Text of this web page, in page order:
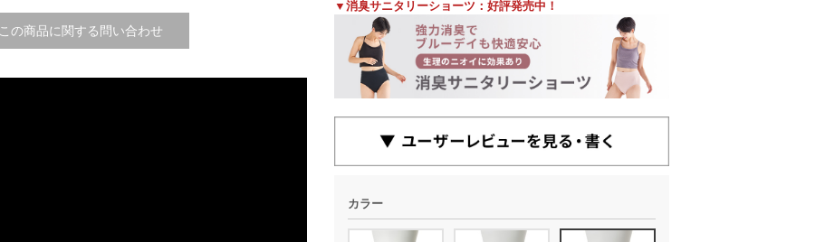
この商品に関する問い合わせ
▼消臭サニタリーショーツ：好評発売中！
カラー